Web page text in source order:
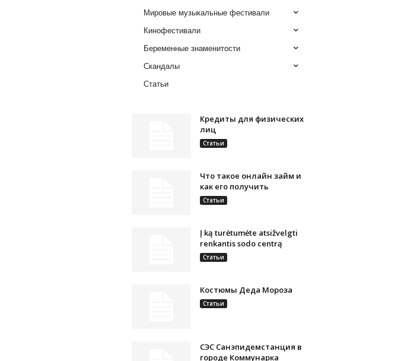
Мировые музыкальные фестивали
Кинофестивали
Беременные знаменитости
Скандалы
Статьи
Кредиты для физических
лиц
Статьи
Что такое онлайн займ и
как его получить
Статьи
Į ką turėtumėte atsižvelgti
renkantis sodo centrą
Статьи
Костюмы Деда Мороза
Статьи
СЭС Санэпидемстанция в
городе Коммунарка